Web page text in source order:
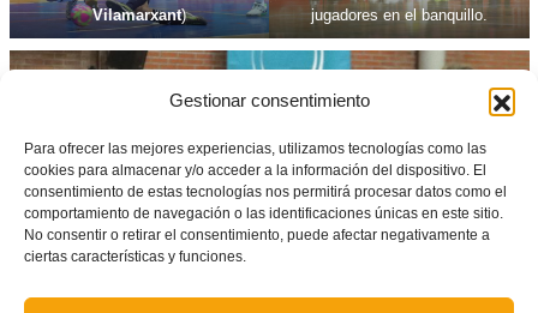
Gestionar consentimiento
Para ofrecer las mejores experiencias, utilizamos tecnologías como las
cookies para almacenar y/o acceder a la información del dispositivo. El
consentimiento de estas tecnologías nos permitirá procesar datos como el
comportamiento de navegación o las identificaciones únicas en este sitio.
No consentir o retirar el consentimiento, puede afectar negativamente a
ciertas características y funciones.
Vilamarxant)
jugadores en el banquillo.